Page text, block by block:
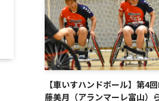
【車いすハンドボール】第4
藤美月（アランマーレ富山）